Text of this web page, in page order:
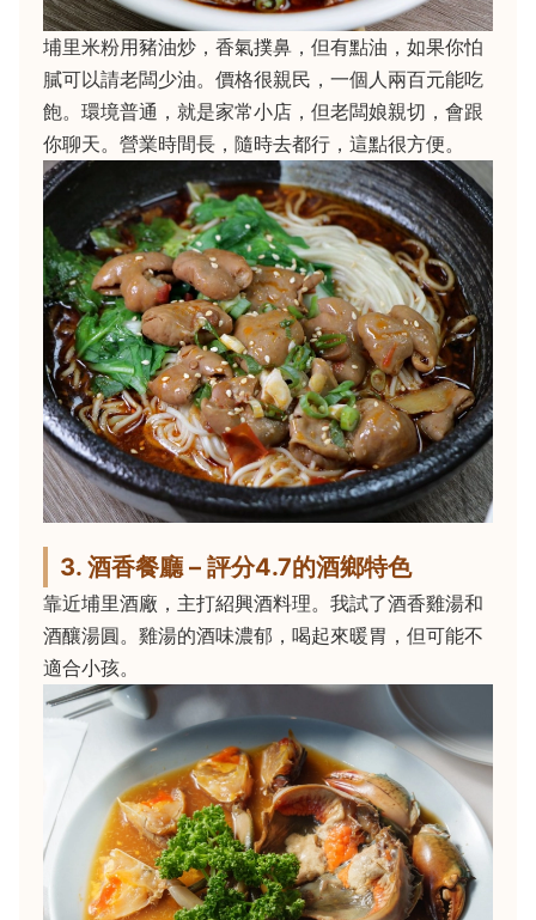
埔里米粉用豬油炒，香氣撲鼻，但有點油，如果你怕
膩可以請老闆少油。價格很親民，一個人兩百元能吃
飽。環境普通，就是家常小店，但老闆娘親切，會跟
你聊天。營業時間長，隨時去都行，這點很方便。
3. 酒香餐廳 – 評分4.7的酒鄉特色
靠近埔里酒廠，主打紹興酒料理。我試了酒香雞湯和
酒釀湯圓。雞湯的酒味濃郁，喝起來暖胃，但可能不
適合小孩。